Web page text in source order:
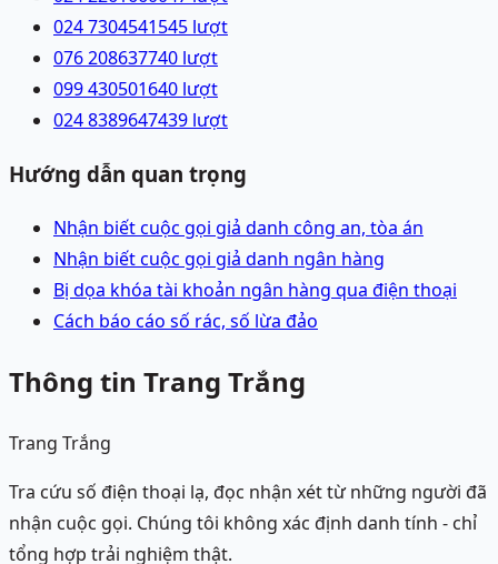
024 7304541545 lượt
076 208637740 lượt
099 430501640 lượt
024 8389647439 lượt
Hướng dẫn quan trọng
Nhận biết cuộc gọi giả danh công an, tòa án
Nhận biết cuộc gọi giả danh ngân hàng
Bị dọa khóa tài khoản ngân hàng qua điện thoại
Cách báo cáo số rác, số lừa đảo
Thông tin Trang Trắng
Trang Trắng
Tra cứu số điện thoại lạ, đọc nhận xét từ những người đã
nhận cuộc gọi. Chúng tôi không xác định danh tính - chỉ
tổng hợp trải nghiệm thật.